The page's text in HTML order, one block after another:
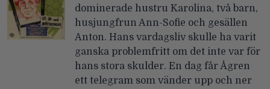
dominerade hustru Karolina, två barn,
husjungfrun Ann-Sofie och gesällen
Anton. Hans vardagsliv skulle ha varit
ganska problemfritt om det inte var för
hans stora skulder. En dag får Ågren
ett telegram som vänder upp och ner